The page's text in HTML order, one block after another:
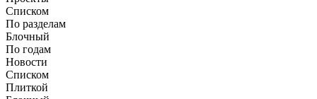
Списком
По разделам
Блочный
По годам
Новости
Списком
Плиткой